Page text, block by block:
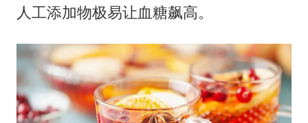
人工添加物极易让血糖飙高。